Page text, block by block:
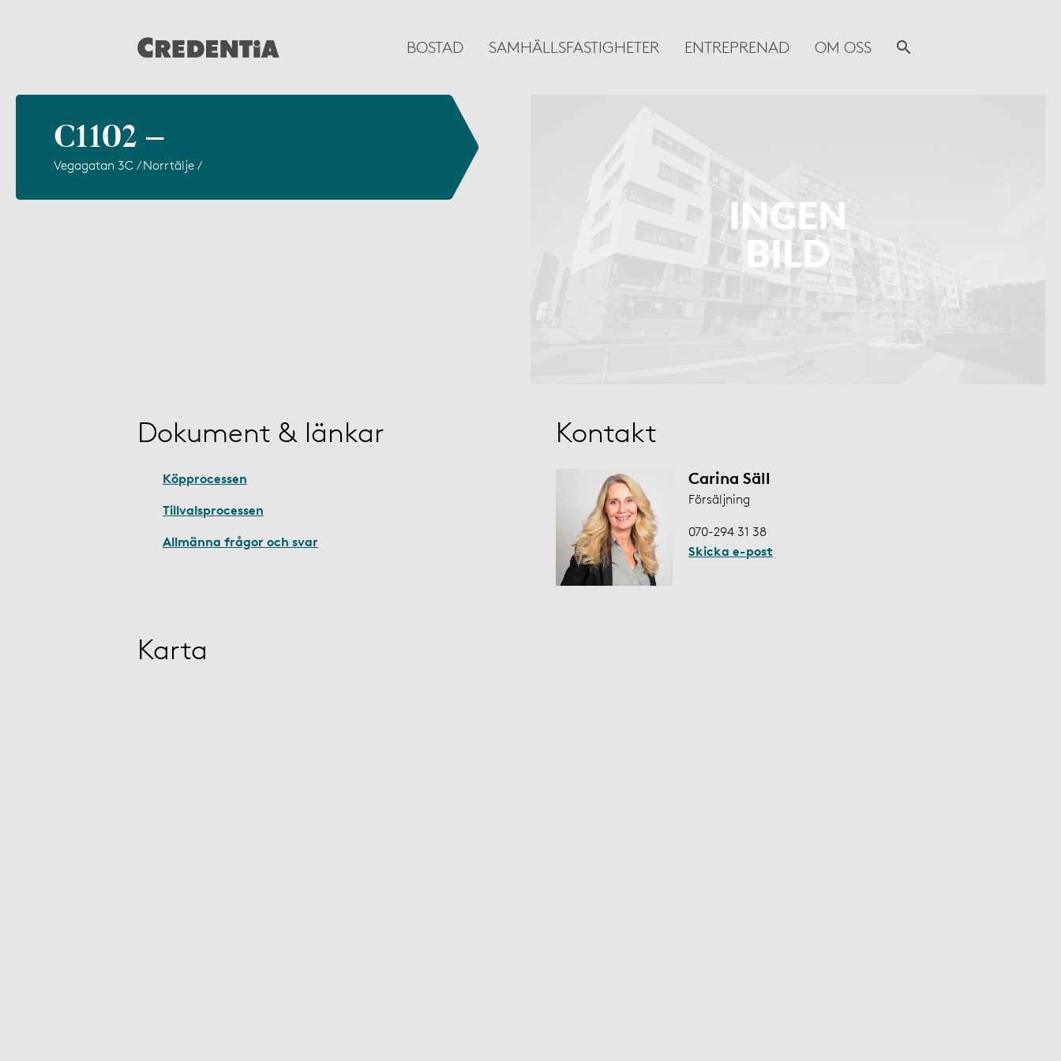
BOSTAD SAMHÄLLSFASTIGHETER ENTREPRENAD OM OSS
C1102 –
Vegagatan 3C / Norrtälje /
Dokument & länkar
Köpprocessen
Tillvalsprocessen
Allmänna frågor och svar
Kontakt
Carina Säll
Försäljning
070-294 31 38
Skicka e-post
Karta